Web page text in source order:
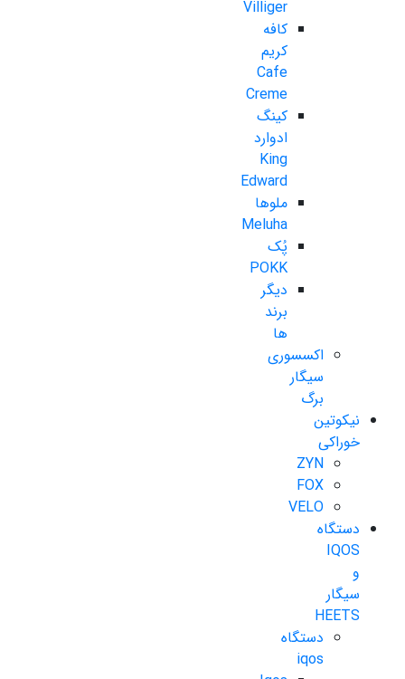
Villiger
کافه
کریم
Cafe
Creme
کینگ
ادوارد
King
Edward
ملوها
Meluha
پُک
POKK
دیگر
برند
ها
اکسسوری
سیگار
برگ
نیکوتین
خوراکی
ZYN
FOX
VELO
دستگاه
IQOS
و
سیگار
HEETS
دستگاه
iqos